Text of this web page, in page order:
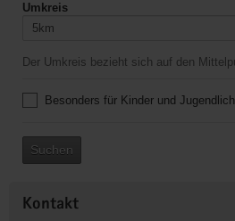
Umkreis
Der Umkreis bezieht sich auf den
Besonders für Kinder und
Suchen
Kontakt